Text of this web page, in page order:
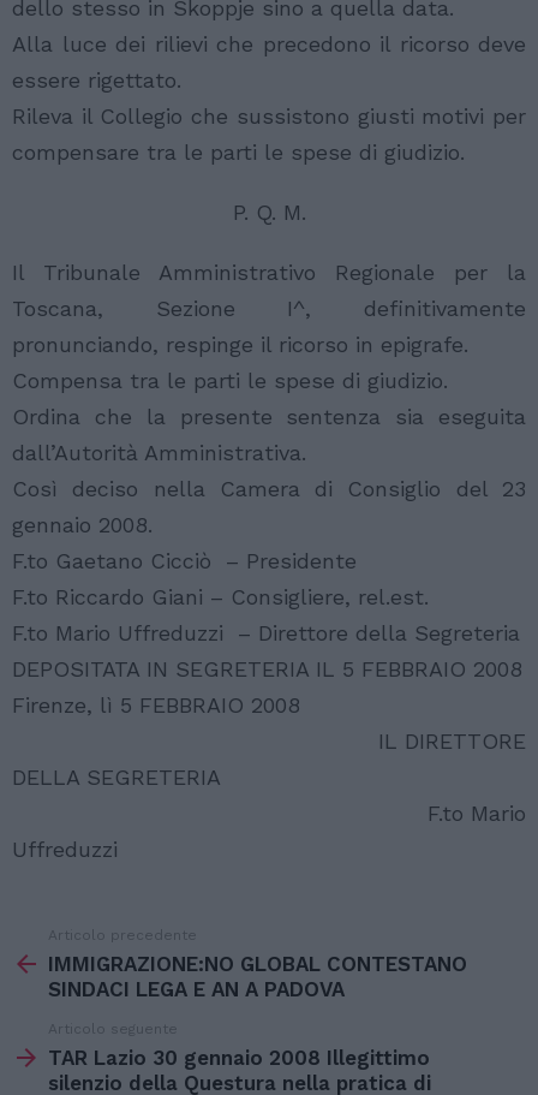
dello stesso in Skoppje sino a quella data.
Alla luce dei rilievi che precedono il ricorso deve
essere rigettato.
Rileva il Collegio che sussistono giusti motivi per
compensare tra le parti le spese di giudizio.
P. Q. M.
Il Tribunale Amministrativo Regionale per la
Toscana, Sezione I^, definitivamente
pronunciando, respinge il ricorso in epigrafe.
Compensa tra le parti le spese di giudizio.
Ordina che la presente sentenza sia eseguita
dall’Autorità Amministrativa.
Così deciso nella Camera di Consiglio del 23
gennaio 2008.
F.to Gaetano Cicciò – Presidente
F.to Riccardo Giani – Consigliere, rel.est.
F.to Mario Uffreduzzi – Direttore della Segreteria
DEPOSITATA IN SEGRETERIA IL 5 FEBBRAIO 2008
Firenze, lì 5 FEBBRAIO 2008
IL DIRETTORE
DELLA SEGRETERIA
F.to Mario
Uffreduzzi
di
Articolo precedente
IMMIGRAZIONE:NO GLOBAL CONTESTANO
SINDACI LEGA E AN A PADOVA
Articolo seguente
TAR Lazio 30 gennaio 2008 Illegittimo
silenzio della Questura nella pratica di